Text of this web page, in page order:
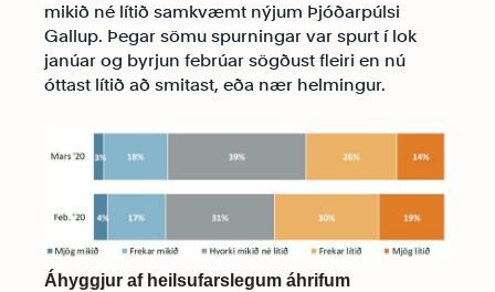
mikið né lítið samkvæmt nýjum Þjóðarpúlsi
Gallup. Þegar sömu spurningar var spurt í lok
janúar og byrjun febrúar sögðust fleiri en nú
óttast lítið að smitast, eða nær helmingur.
Áhyggjur af heilsufarslegum áhrifum